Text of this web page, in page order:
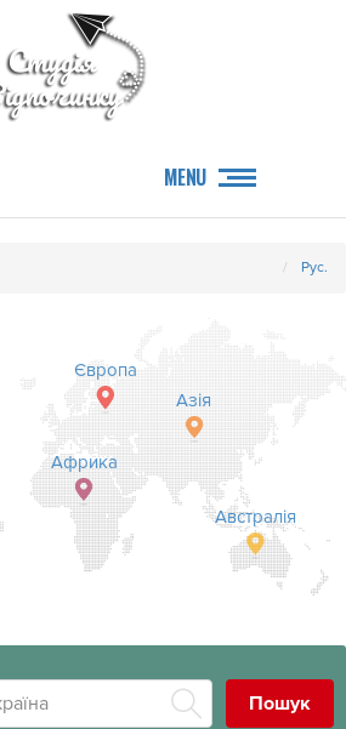
MENU
Рус.
Європа
Азія
Африка
Австралія